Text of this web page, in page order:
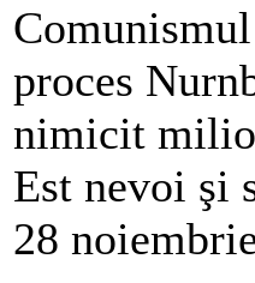
proces
nimicit
Est nevoi şi
28